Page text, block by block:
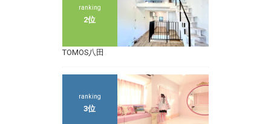
ranking
2位
TOMOS八田
ranking
3位